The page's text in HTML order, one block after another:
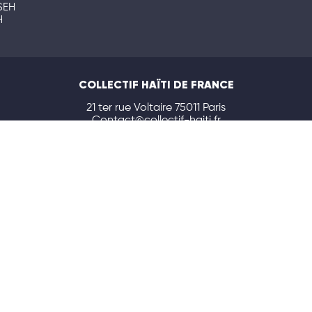
COLLECTIF HAÏTI DE FRANCE
21 ter rue Voltaire 75011 Paris
Contact@collectif-haiti.fr